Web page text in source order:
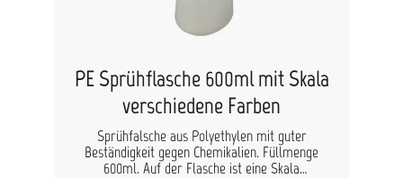
PE Sprühflasche 600ml mit Skala
verschiedene Farben
Sprühfalsche aus Polyethylen mit guter
Beständigkeit gegen Chemikalien. Füllmenge
600ml. Auf der Flasche ist eine Skala